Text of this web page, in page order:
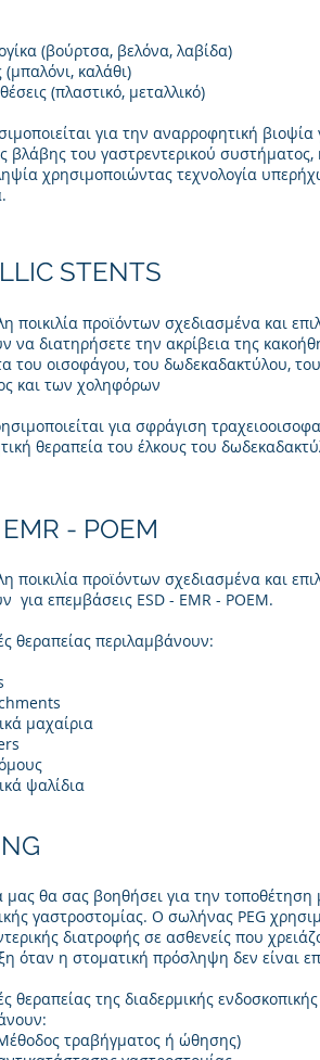
(βούρτσα, βελόνα, λαβίδα)
(μπαλόνι, καλάθι)
(πλαστικό, μεταλλικό)
για την αναρροφητική
βλάβης του γαστρεντερικού συστήματος,
χρησιμοποιώντας τεχνολογία
STENTS
ποικιλία προϊόντων σχεδιασμένα και
να διατηρήσετε την ακρίβεια της
του οισοφάγου, του δωδεκαδακτύλου,
και των χοληφόρων
για σφράγιση
θεραπεία του έλκους του
- POEM
ποικιλία προϊόντων σχεδιασμένα και
για επεμβάσεις ESD - EMR - POEM.
θεραπείας περιλαμβάνουν:
μαχαίρια
ψαλίδια
μας θα σας βοηθήσει για την τοποθέτηση
γαστροστομίας. Ο σωλήνας PEG
διατροφής σε ασθενείς που
όταν η στοματική πρόσληψη δεν είναι
θεραπείας της διαδερμικής
τραβήγματος ή ώθησης)